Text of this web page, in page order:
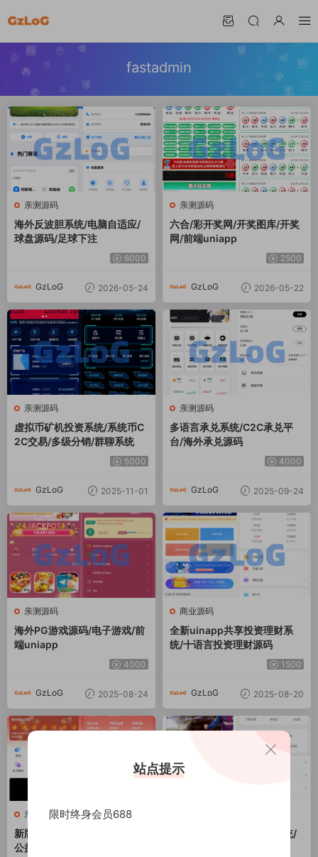
fastadmin
亲测源码
海外反波胆系统/电脑自适应/
球盘源码/足球下注
6000
GzLoG 2026-05-24
亲测源码
六合/彩开奖网/开奖图库/开奖
网/前端uniapp
2500
GzLoG 2026-05-22
亲测源码
虚拟币矿机投资系统/系统币C
2C交易/多级分销/群聊系统
5000
GzLoG 2025-11-01
亲测源码
多语言承兑系统/C2C承兑平
台/海外承兑源码
4000
GzLoG 2025-09-24
亲测源码
海外PG游戏源码/电子游戏/前
端uniapp
4000
GzLoG 2025-08-24
商业源码
全新uinapp共享投资理财系
统/十语言投资理财源码
1500
GzLoG 2025-08-20
亲测源码
新版投资理财系统/借贷/爱心
公益/签到/三级分销
前端VUE全开源/反波胆系统/
站点提示
限时终身会员688